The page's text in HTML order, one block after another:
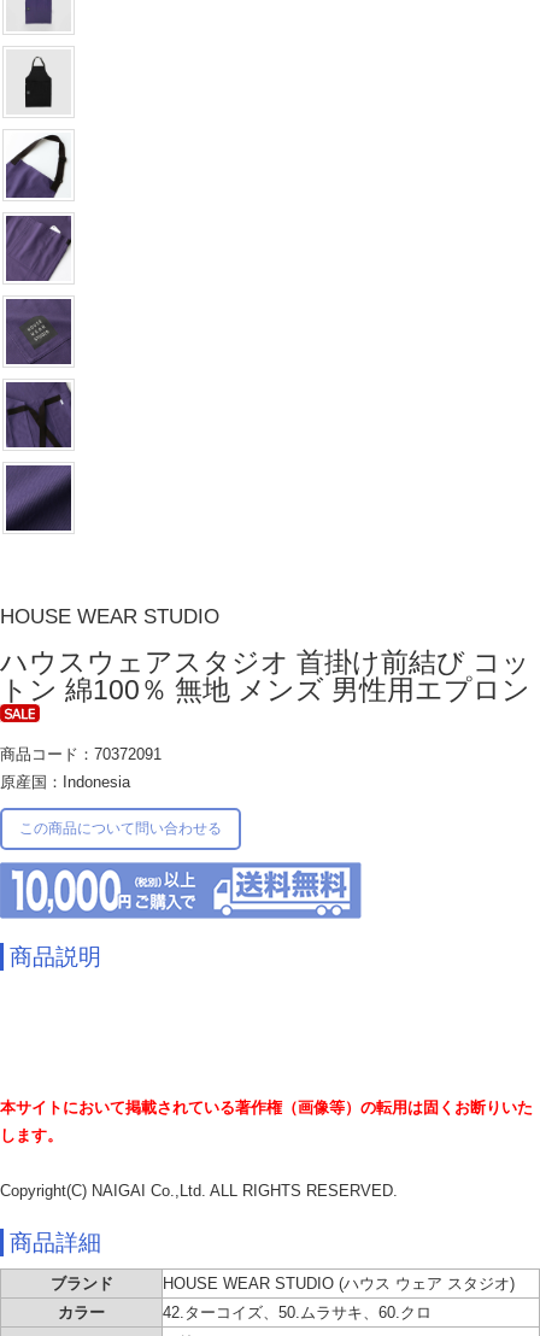
HOUSE WEAR STUDIO
ハウスウェアスタジオ 首掛け前結び コッ
トン 綿100％ 無地 メンズ 男性用エプロン
商品コード：70372091
原産国：Indonesia
この商品について問い合わせる
商品説明
本サイトにおいて掲載されている著作権（画像等）の転用は固くお断りいた
します。
Copyright(C) NAIGAI Co.,Ltd. ALL RIGHTS RESERVED.
商品詳細
ブランド
HOUSE WEAR STUDIO (ハウス ウェア スタジオ)
カラー
42.ターコイズ、50.ムラサキ、60.クロ